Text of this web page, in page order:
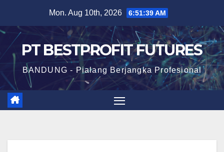
content
Mon. Aug 10th, 2026 6:51:40 AM
PT BESTPROFIT FUTURES
BANDUNG - Pialang Berjangka Profesional